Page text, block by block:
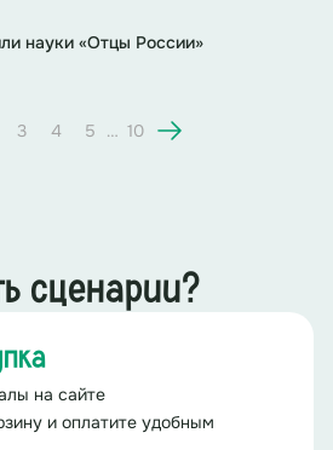
науки «Отцы России»
3 4 5 … 10
сценарии?
на сайте
и оплатите удобным